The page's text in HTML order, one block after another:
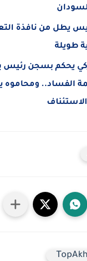
يطل من نافذة
طويلة
يحكم بسجن رئيس
الفساد.. ومحاموه